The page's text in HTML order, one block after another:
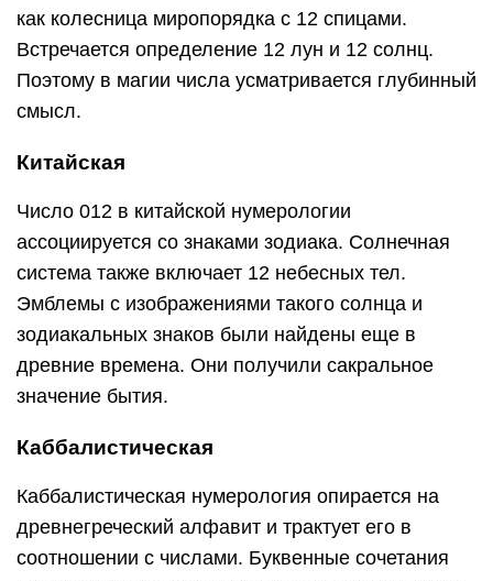
как колесница миропорядка с 12 спицами.
Встречается определение 12 лун и 12 солнц.
Поэтому в магии числа усматривается глубинный
смысл.
Китайская
Число 012 в китайской нумерологии
ассоциируется со знаками зодиака. Солнечная
система также включает 12 небесных тел.
Эмблемы с изображениями такого солнца и
зодиакальных знаков были найдены еще в
древние времена. Они получили сакральное
значение бытия.
Каббалистическая
Каббалистическая нумерология опирается на
древнегреческий алфавит и трактует его в
соотношении с числами. Буквенные сочетания